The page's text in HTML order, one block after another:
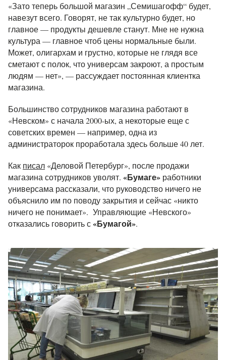
«Зато теперь большой магазин „Семишагофф“ будет,
навезут всего. Говорят, не так культурно будет, но
главное — продукты дешевле станут. Мне не нужна
культура — главное чтоб цены нормальные были.
Может, олигархам и грустно, которые не глядя все
сметают с полок, что универсам закроют, а простым
людям — нет», — рассуждает постоянная клиентка
магазина.
Большинство сотрудников магазина работают в
«Невском» с начала 2000-ых, а некоторые еще с
советских времен — например, одна из
администраторок проработала здесь больше 40 лет.
Как писал «Деловой Петербург», после продажи
магазина сотрудников уволят. «Бумаге» работники
универсама рассказали, что руководство ничего не
объяснило им по поводу закрытия и сейчас «никто
ничего не понимает». Управляющие «Невского»
отказались говорить с«Бумагой».